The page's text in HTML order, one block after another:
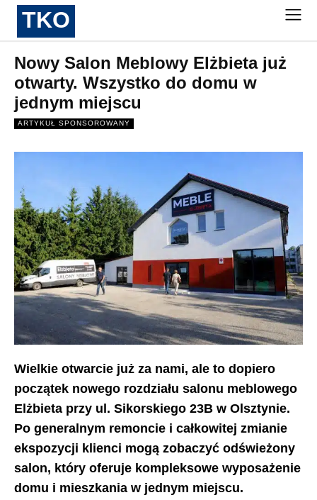
TKO
Nowy Salon Meblowy Elżbieta już
otwarty. Wszystko do domu w
jednym miejscu
ARTYKUŁ SPONSOROWANY
Wielkie otwarcie już za nami, ale to dopiero
początek nowego rozdziału salonu meblowego
Elżbieta przy ul. Sikorskiego 23B w Olsztynie.
Po generalnym remoncie i całkowitej zmianie
ekspozycji klienci mogą zobaczyć odświeżony
salon, który oferuje kompleksowe wyposażenie
domu i mieszkania w jednym miejscu.